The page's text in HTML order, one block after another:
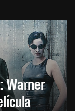
Warner